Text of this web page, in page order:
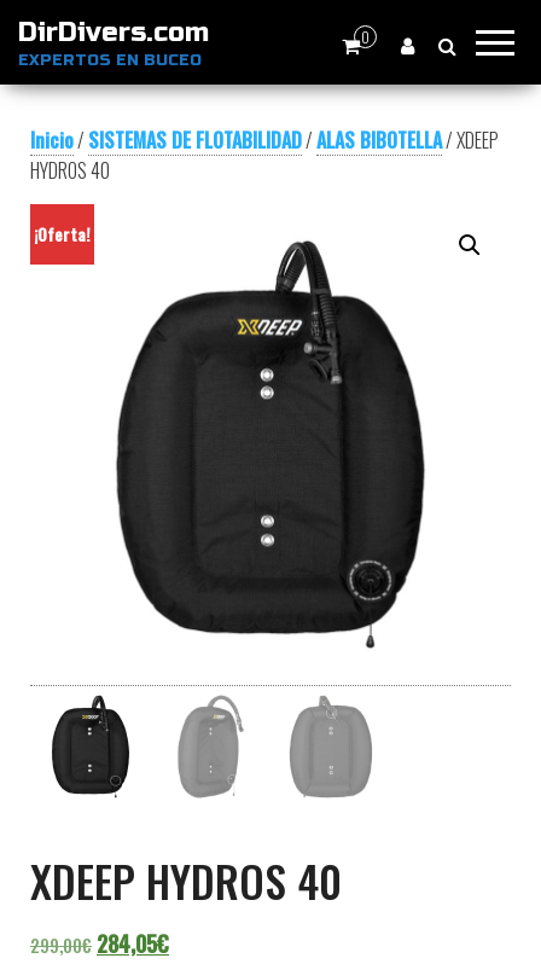
DirDivers.com
EXPERTOS EN BUCEO
0
Inicio/ SISTEMAS DE FLOTABILIDAD/ALAS BIBOTELLA/ XDEEP
HYDROS 40
¡Oferta!
XDEEP HYDROS 40
299,00€ El precio original era: 299,00€.
284,05€El precio actual es: 284,05€.